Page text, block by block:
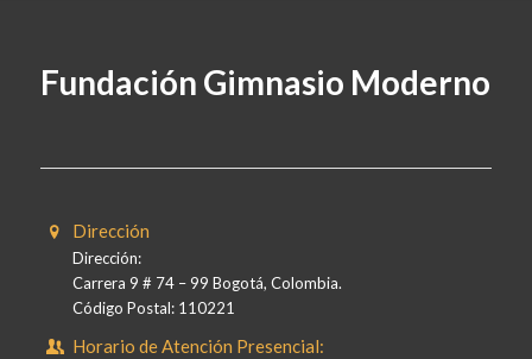
Fundación Gimnasio Moderno
Dirección
Dirección:
Carrera 9 # 74 – 99 Bogotá, Colombia.
Código Postal: 110221
Horario de Atención Presencial: